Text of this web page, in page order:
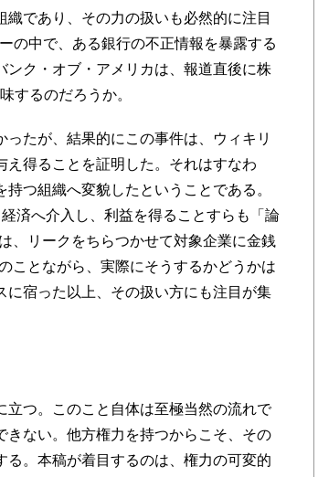
であり、その力の扱いも必然的に注目
の中で、ある銀行の不正情報を暴露する
ンク・オブ・アメリカは、報道直後に株
するのだろうか。
たが、結果的にこの事件は、ウィキリ
得ることを証明した。それはすなわ
つ組織へ変貌したということである。
済へ介入し、利益を得ることすらも「論
、リークをちらつかせて対象企業に金銭
ことながら、実際にそうするかどうかは
に宿った以上、その扱い方にも注目が集
つ。このこと自体は至極当然の流れで
ない。他方権力を持つからこそ、その
。本稿が着目するのは、権力の可変的